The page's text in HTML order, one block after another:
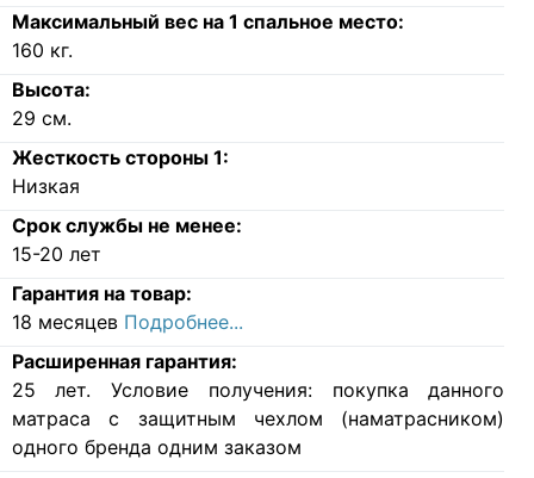
Максимальный вес на 1 спальное место:
160 кг.
Высота:
29 см.
Жесткость стороны 1:
Низкая
Срок службы не менее:
15-20 лет
Гарантия на товар:
18 месяцев Подробнее...
Расширенная гарантия:
25 лет. Условие получения: покупка данного
матраса с защитным чехлом (наматрасником)
одного бренда одним заказом